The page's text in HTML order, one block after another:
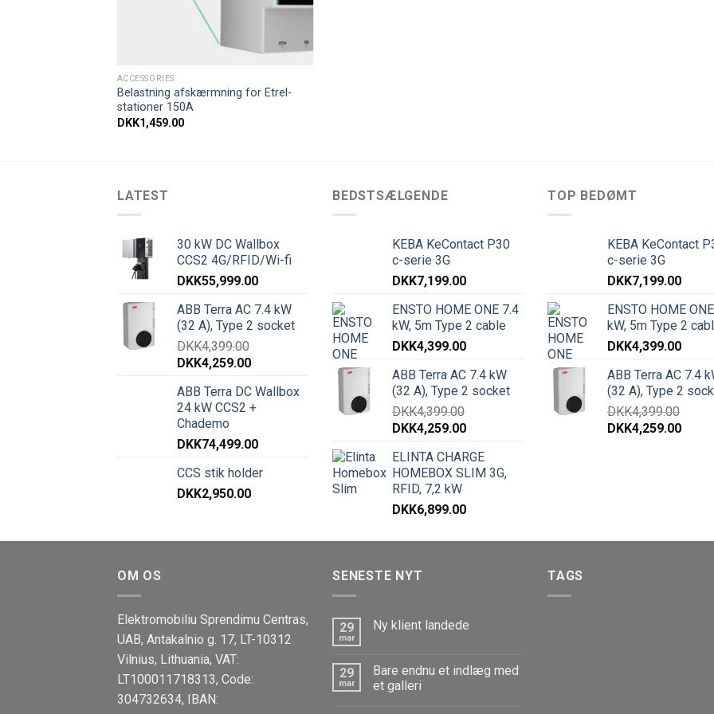
ACCESSORIES
Belastning afskærmning for Etrel-
stationer 150A
DKK1,459.00
LATEST
30 kW DC Wallbox
CCS2 4G/RFID/Wi-fi
DKK55,999.00
ABB Terra AC 7.4 kW
(32 A), Type 2 socket
DKK4,399.00
DKK4,259.00
ABB Terra DC Wallbox
24 kW CCS2 +
Chademo
DKK74,499.00
CCS stik holder
DKK2,950.00
BEDSTSÆLGENDE
KEBA KeContact P30
c-serie 3G
DKK7,199.00
ENSTO HOME ONE 7.4
kW, 5m Type 2 cable
DKK4,399.00
ABB Terra AC 7.4 kW
(32 A), Type 2 socket
DKK4,399.00
DKK4,259.00
ELINTA CHARGE
HOMEBOX SLIM 3G,
RFID, 7,2 kW
DKK6,899.00
TOP BEDØMT
KEBA KeContact
c-serie 3G
DKK7,199.00
ENSTO HOME
kW, 5m Type 2
DKK4,399.00
ABB Terra AC 7.4
(32 A), Type 2
DKK4,399.00
DKK4,259.00
OM OS
Elektromobiliu Sprendimu Centras,
UAB, Antakalnio g. 17, LT-10312
Vilnius, Lithuania, VAT:
LT100011718313, Code:
304732634, IBAN:
SENESTE NYT
29
mar
Ny klient landede
29
mar
Bare endnu et indlæg med
et galleri
TAGS